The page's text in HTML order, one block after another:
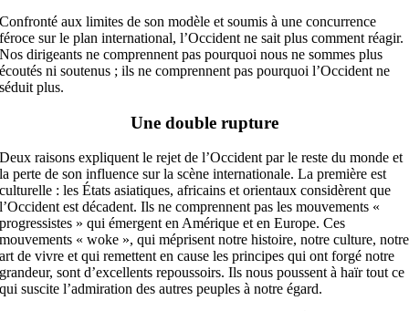
Confronté aux limites de son modèle et soumis à une concurrence
féroce sur le plan international, l’Occident ne sait plus comment réagir.
Nos dirigeants ne comprennent pas pourquoi nous ne sommes plus
écoutés ni soutenus ; ils ne comprennent pas pourquoi l’Occident ne
séduit plus.
Une double rupture
Deux raisons expliquent le rejet de l’Occident par le reste du monde et
la perte de son influence sur la scène internationale. La première est
culturelle : les États asiatiques, africains et orientaux considèrent que
l’Occident est décadent. Ils ne comprennent pas les mouvements «
progressistes » qui émergent en Amérique et en Europe. Ces
mouvements « woke », qui méprisent notre histoire, notre culture, notre
art de vivre et qui remettent en cause les principes qui ont forgé notre
grandeur, sont d’excellents repoussoirs. Ils nous poussent à haïr tout ce
qui suscite l’admiration des autres peuples à notre égard.